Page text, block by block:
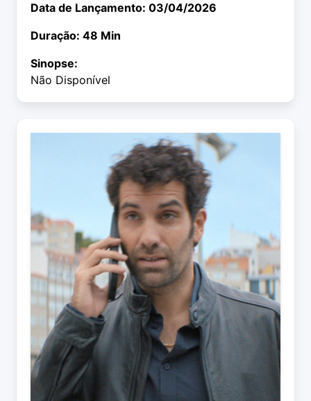
Data de Lançamento: 03/04/2026
Duração: 48 Min
Sinopse:
Não Disponível